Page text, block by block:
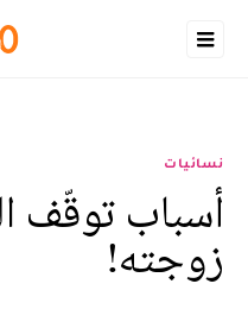
نسائيات
أسباب توقّف
زوجته!